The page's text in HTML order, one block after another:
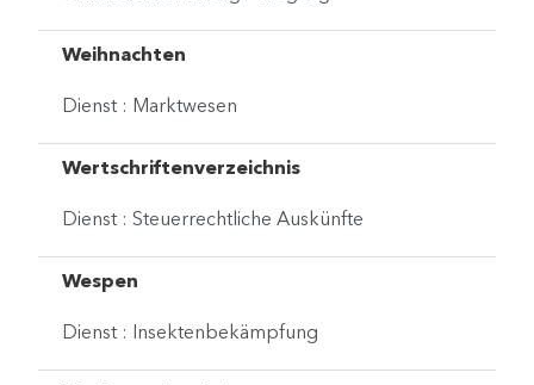
Weihnachten
Dienst : Marktwesen
Wertschriftenverzeichnis
Dienst : Steuerrechtliche Auskünfte
Wespen
Dienst : Insektenbekämpfung